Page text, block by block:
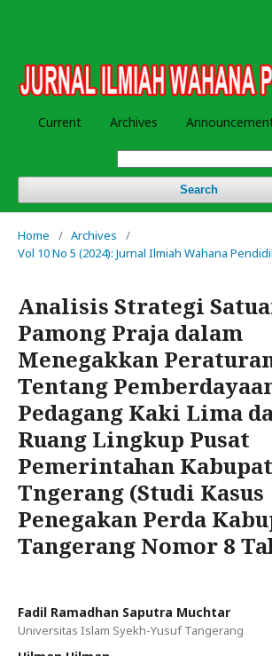
Current Archives
Search
Home / Archives
/
Vol 10 No 5 (2024): Jurnal Ilmiah Wahana
Analisis Strategi
Pamong Praja dalam
Menegakkan
Tentang
Pedagang Kaki Lima
Ruang Lingkup Pusat
Pemerintahan
Tngerang (Studi Kasus
Penegakan Perda
Tangerang Nomor 8
Fadil Ramadhan Saputra Muchtar
Universitas Islam Syekh-Yusuf Tangerang